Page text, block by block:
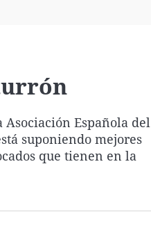
Asociación Española del
suponiendo mejores
que tienen en la